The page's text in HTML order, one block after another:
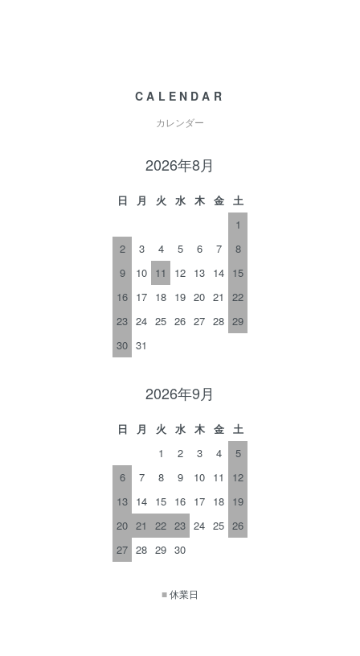
CALENDAR
カレンダー
2026年8月
日 月 火 水 木 金
土
1
2
3 4 5 6 7
8
9
10 11 12 13 14 15
16 17 18 19 20 21
22
23 24 25 26 27 28 29
30 31
2026年9月
日 月 火 水 木 金
土
1
2 3 4
5
6
7 8 9 10 11
12
13 14 15 16 17 18 19
20 21 22 23 24 25 26
27 28 29 30
■休業日